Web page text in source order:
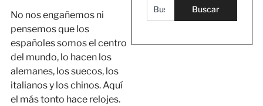
No nos engañemos ni
pensemos que los
españoles somos el centro
del mundo, lo hacen los
alemanes, los suecos, los
italianos y los chinos. Aquí
el más tonto hace relojes.
Buscar